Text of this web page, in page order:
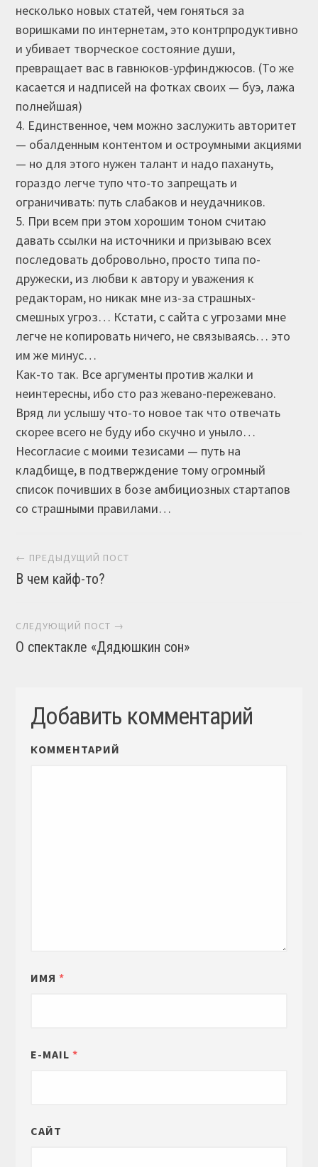
несколько новых статей, чем гоняться за
воришками по интернетам, это контрпродуктивно
и убивает творческое состояние души,
превращает вас в гавнюков-урфинджюсов. (То же
касается и надписей на фотках своих — буэ, лажа
полнейшая)
4. Единственное, чем можно заслужить авторитет
— обалденным контентом и остроумными акциями
— но для этого нужен талант и надо пахануть,
гораздо легче тупо что-то запрещать и
ограничивать: путь слабаков и неудачников.
5. При всем при этом хорошим тоном считаю
давать ссылки на источники и призываю всех
последовать добровольно, просто типа по-
дружески, из любви к автору и уважения к
редакторам, но никак мне из-за страшных-
смешных угроз… Кстати, с сайта с угрозами мне
легче не копировать ничего, не связываясь… это
им же минус…
Как-то так. Все аргументы против жалки и
неинтересны, ибо сто раз жевано-пережевано.
Вряд ли услышу что-то новое так что отвечать
скорее всего не буду ибо скучно и уныло…
Несогласие с моими тезисами — путь на
кладбище, в подтверждение тому огромный
список почивших в бозе амбициозных стартапов
со страшными правилами…
Навигация постов
← ПРЕДЫДУЩИЙ ПОСТ
В чем кайф-то?
СЛЕДУЮЩИЙ ПОСТ →
О спектакле «Дядюшкин сон»
Добавить комментарий
КОММЕНТАРИЙ
ИМЯ *
E-MAIL *
САЙТ